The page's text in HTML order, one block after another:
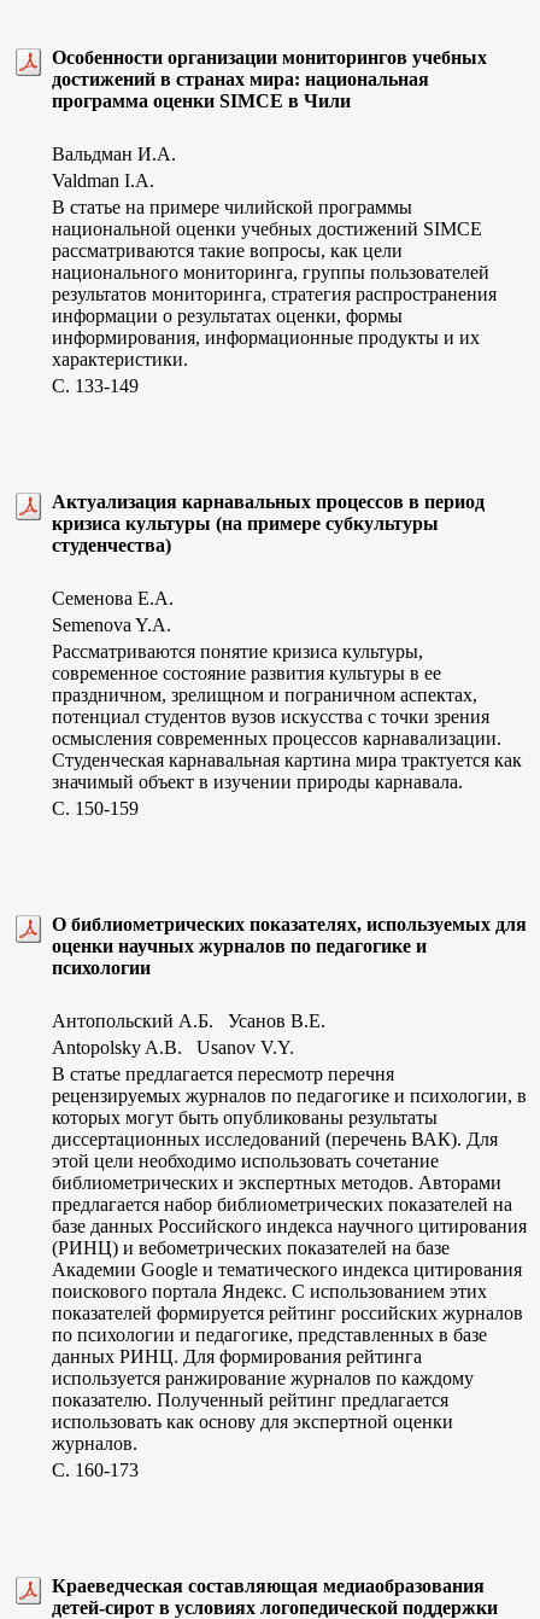
Особенности организации мониторингов учебных
достижений в странах мира: национальная
программа оценки SIMCE в Чили
Вальдман И.А.
Valdman I.A.
В статье на примере чилийской программы
национальной оценки учебных достижений SIMCE
рассматриваются такие вопросы, как цели
национального мониторинга, группы пользователей
результатов мониторинга, стратегия распространения
информации о результатах оценки, формы
информирования, информационные продукты и их
характеристики.
C. 133-149
Актуализация карнавальных процессов в период
кризиса культуры (на примере субкультуры
студенчества)
Семенова Е.А.
Semenova Y.A.
Рассматриваются понятие кризиса культуры,
современное состояние развития культуры в ее
праздничном, зрелищном и пограничном аспектах,
потенциал студентов вузов искусства с точки зрения
осмысления современных процессов карнавализации.
Студенческая карнавальная картина мира трактуется как
значимый объект в изучении природы карнавала.
C. 150-159
О библиометрических показателях, используемых для
оценки научных журналов по педагогике и
психологии
Антопольский А.Б. Усанов В.Е.
Antopolsky A.B. Usanov V.Y.
В статье предлагается пересмотр перечня
рецензируемых журналов по педагогике и психологии, в
которых могут быть опубликованы результаты
диссертационных исследований (перечень ВАК). Для
этой цели необходимо использовать сочетание
библиометрических и экспертных методов. Авторами
предлагается набор библиометрических показателей на
базе данных Российского индекса научного цитирования
(РИНЦ) и вебометрических показателей на базе
Академии Google и тематического индекса цитирования
поискового портала Яндекс. С использованием этих
показателей формируется рейтинг российских журналов
по психологии и педагогике, представленных в базе
данных РИНЦ. Для формирования рейтинга
используется ранжирование журналов по каждому
показателю. Полученный рейтинг предлагается
использовать как основу для экспертной оценки
журналов.
C. 160-173
Краеведческая составляющая медиаобразования
детей-сирот в условиях логопедической поддержки